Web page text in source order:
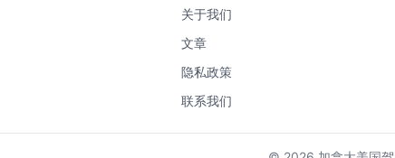
关于我们
文章
隐私政策
联系我们